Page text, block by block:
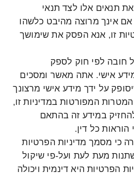
תנאים אלו לצד תנאי
אינך מרוצה מהיבט כלשהו
זו, אנא הפסק את שימושך
חובה לפי חוק לספק
אישי. אתה מאשר ומסכים
על ידך מידע אישי מרצונך
המפורטות במדיניות זו,
במידע זה בהתאם
הוראות כל דין.
כי מסמך מדיניות הפרטיות
מעת לעת ועל-פי שיקול
הפרטיות היא דינמית ויכולה